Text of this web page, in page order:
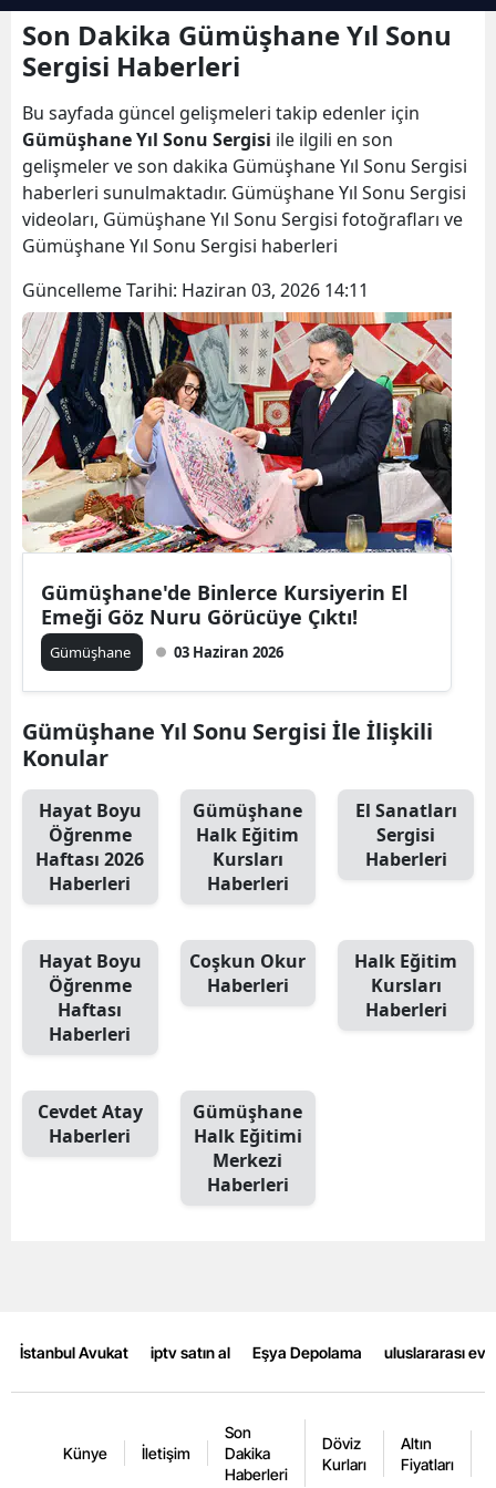
Bilecik
Bitlis
Bolu
Burdur
Bursa
Çanakkale
Çankırı
Çorum
Denizli
Diyarbakır
Edirne
Erzincan
Erzurum
Gaziantep
Giresun
Gümüşhane
Hakkari
Isparta
İzmir
Kars
Kastamonu
Kütahya
Son Dakika Gümüşhane Yıl Sonu
Sergisi Haberleri
Bu sayfada güncel gelişmeleri takip edenler için
Gümüşhane Yıl Sonu Sergisi ile ilgili en son
gelişmeler ve son dakika Gümüşhane Yıl Sonu Sergisi
haberleri sunulmaktadır. Gümüşhane Yıl Sonu Sergisi
videoları, Gümüşhane Yıl Sonu Sergisi fotoğrafları ve
Gümüşhane Yıl Sonu Sergisi haberleri
Güncelleme Tarihi: Haziran 03, 2026 14:11
Gümüşhane'de Binlerce Kursiyerin El
Emeği Göz Nuru Görücüye Çıktı!
Gümüşhane 03 Haziran 2026
Gümüşhane Yıl Sonu Sergisi İle İlişkili
Konular
Hayat Boyu
Öğrenme
Haftası 2026
Haberleri
Gümüşhane
Halk Eğitim
Kursları
Haberleri
El Sanatları
Sergisi
Haberleri
Hayat Boyu
Öğrenme
Haftası
Haberleri
Coşkun Okur
Haberleri
Halk Eğitim
Kursları
Haberleri
Cevdet Atay
Haberleri
Gümüşhane
Halk Eğitimi
Merkezi
Haberleri
İstanbul Avukat iptv satın al Eşya Depolama uluslararası
Künye İletişim
Son
Dakika
Haberleri
Döviz
Kurları
Altın
Fiyatları